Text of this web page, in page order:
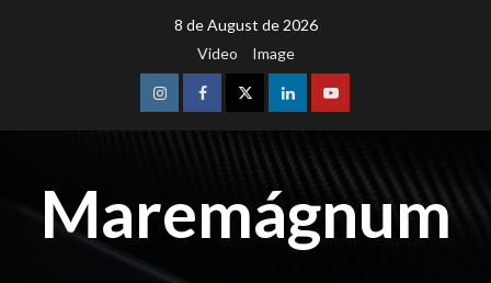
8 de August de 2026
Video
Image
InstagramFacebookTwitterLinkedinYoutube
Maremágnum